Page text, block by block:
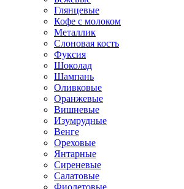
Глянцевые
Кофе с молоком
Металлик
Слоновая кость
Фуксия
Шоколад
Шампань
Оливковые
Оранжевые
Вишневые
Изумрудные
Венге
Ореховые
Янтарные
Сиреневые
Салатовые
Фиолетовые